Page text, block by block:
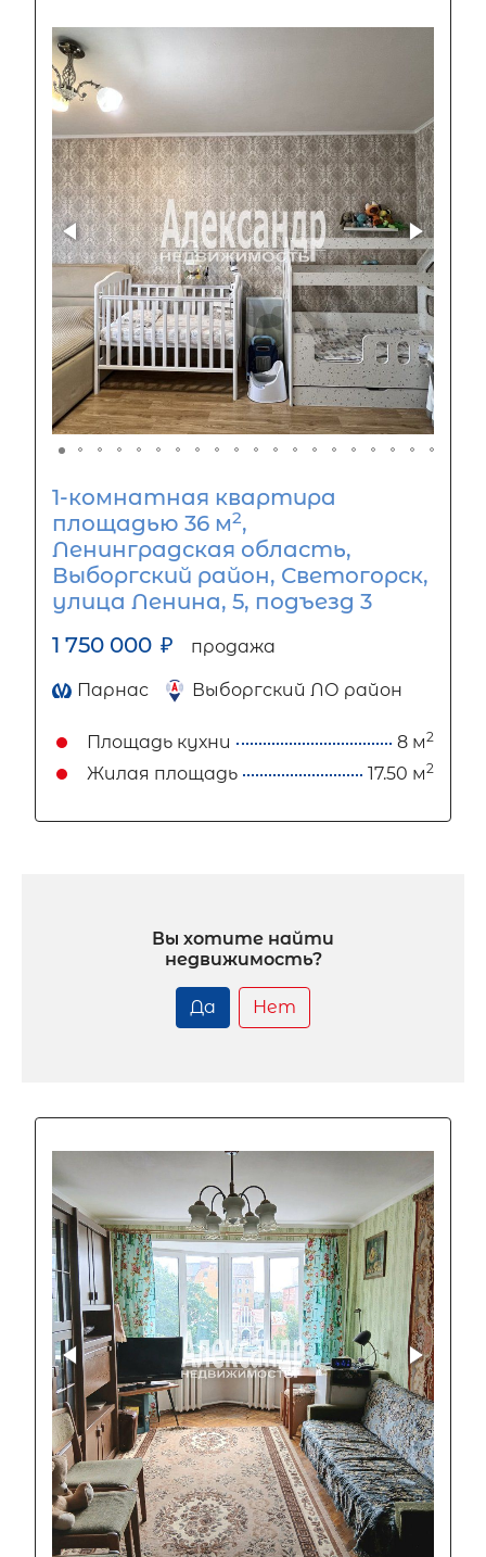
1-комнатная квартира
площадью 36 м2,
Ленинградская область,
Выборгский район, Светогорск,
улица Ленина, 5, подъезд 3
1 750 000 ₽ продажа
Парнас Выборгский ЛО район
Площадь кухни 8 м2
Жилая площадь 17.50 м2
Вы хотите найти
недвижимость?
Да Нет